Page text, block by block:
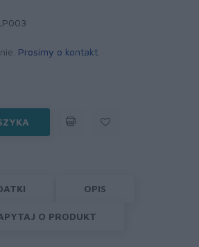
Prosimy o kontakt
OPIS
O PRODUKT